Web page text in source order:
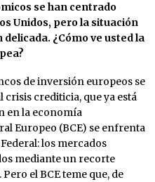
se han centrado
Unidos, pero la situación
¿Cómo ve usted la
de inversión europeos se
crediticia, que ya está
en la economía
Europeo (BCE) se enfrenta
los mercados
mediante un recorte
el BCE teme que, de